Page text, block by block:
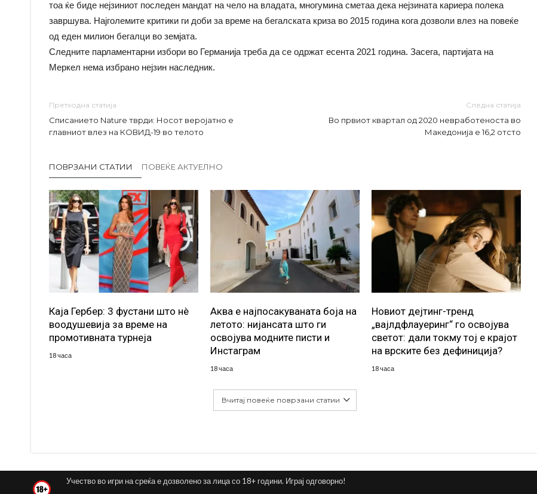
тоа ќе биде нејзиниот последен мандат на чело на владата, многумина сметаа дека нејзината кариера полека
завршува. Најголемите критики ги доби за време на бегалската криза во 2015 година кога дозволи влез на повеќе
од еден милион бегалци во земјата.
Следните парламентарни избори во Германија треба да се одржат есента 2021 година. Засега, партијата на
Меркел нема избрано нејзин наследник.
Претходна статија
Списанието Nature тврди: Носот веројатно е
главниот влез на КОВИД-19 во телото
Следна статија
Во првиот квартал од 2020 невработеноста во
Македонија е 16,2 отсто
ПОВРЗАНИ СТАТИИ ПОВЕЌЕ АКТУЕЛНО
Каја Гербер: 3 фустани што нè
воодушевија за време на
промотивната турнеја
18 часа
Аква е најпосакуваната боја на
летото: нијансата што ги
освојува модните писти и
Инстаграм
18 часа
Новиот дејтинг-тренд
„вајлдфлауеринг“ го освојува
светот: дали токму тој е крајот
на врските без дефиниција?
18 часа
Вчитај повеќе поврзани статии
Учество во игри на среќа е дозволено за лица со 18+ години. Играј одговорно!